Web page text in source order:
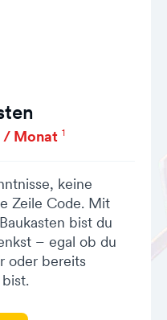
/ Monat 1
keine
Zeile Code. Mit
bist du
– egal ob du
oder bereits